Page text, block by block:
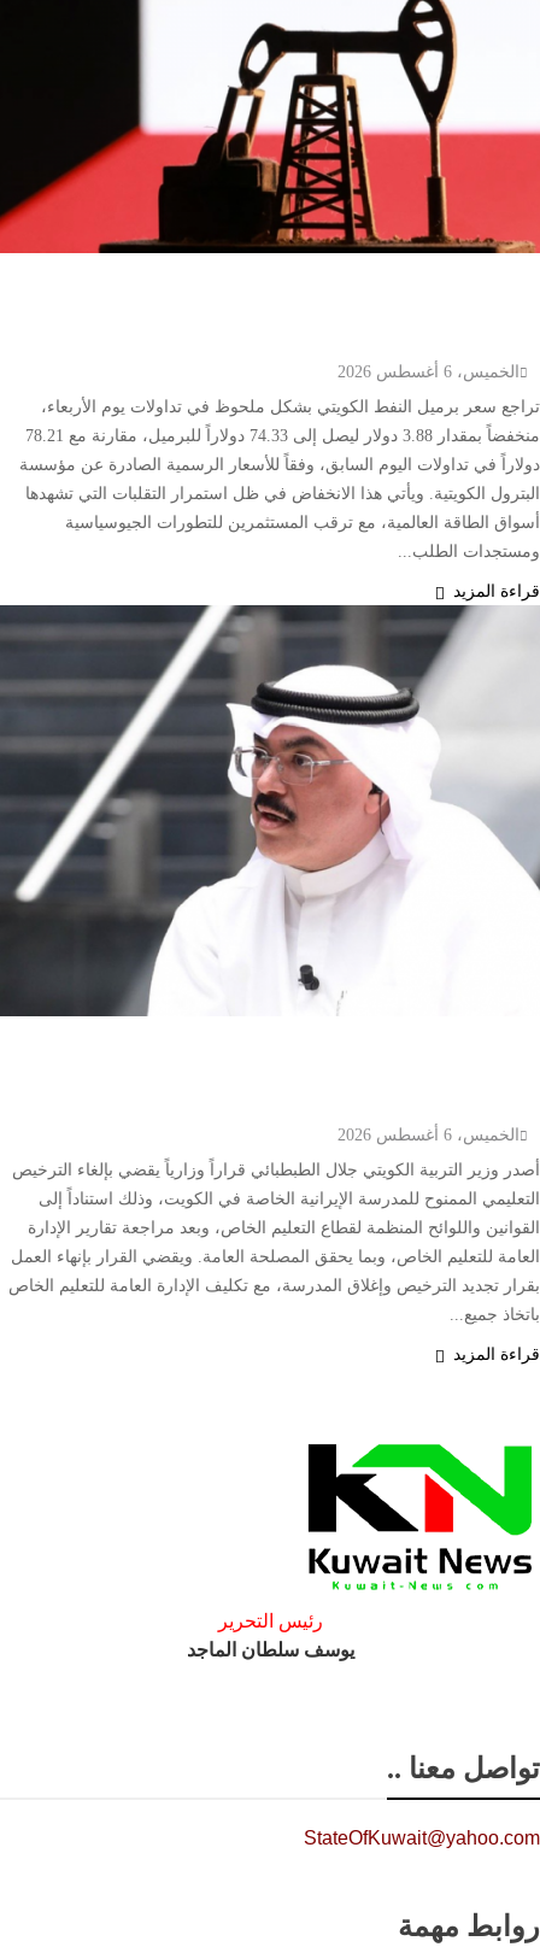
الخميس، 6 أغسطس 2026
تراجع سعر برميل النفط الكويتي بشكل ملحوظ في تداولات يوم الأربعاء،
منخفضاً بمقدار 3.88 دولار ليصل إلى 74.33 دولاراً للبرميل، مقارنة مع 78.21
دولاراً في تداولات اليوم السابق، وفقاً للأسعار الرسمية الصادرة عن مؤسسة
البترول الكويتية. ويأتي هذا الانخفاض في ظل استمرار التقلبات التي تشهدها
أسواق الطاقة العالمية، مع ترقب المستثمرين للتطورات الجيوسياسية
ومستجدات الطلب...
قراءة المزيد
محليات
الخميس، 6 أغسطس 2026
أصدر وزير التربية الكويتي جلال الطبطبائي قراراً وزارياً يقضي بإلغاء الترخيص
التعليمي الممنوح للمدرسة الإيرانية الخاصة في الكويت، وذلك استناداً إلى
القوانين واللوائح المنظمة لقطاع التعليم الخاص، وبعد مراجعة تقارير الإدارة
العامة للتعليم الخاص، وبما يحقق المصلحة العامة. ويقضي القرار بإنهاء العمل
بقرار تجديد الترخيص وإغلاق المدرسة، مع تكليف الإدارة العامة للتعليم الخاص
باتخاذ جميع...
قراءة المزيد
رئيس التحرير
يوسف سلطان الماجد
تواصل معنا ..
StateOfKuwait@yahoo.com
روابط مهمة